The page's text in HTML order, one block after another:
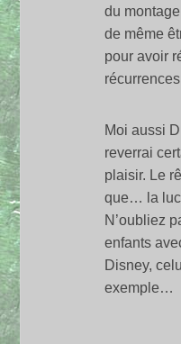
du
de même
pour avoir
Moi aussi
reverrai
plaisir. Le
que… la
N’oubliez
enfants
Disney,
exemple…